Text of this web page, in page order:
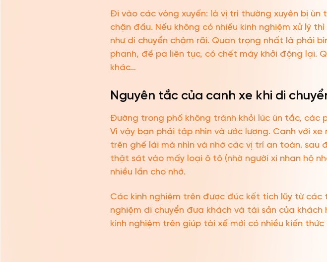
Đi vào các vòng xuyến: là vị trí thường xuyên bị
chặn đầu. Nếu không có nhiều kinh nghiệm xử lý
như di chuyển chậm rãi. Quan trọng nhất là phải
phanh, đề pa liên tục, có chết máy khởi động lại.
khác…
Nguyên tắc của canh xe khi di
Đường trong phố không tránh khỏi lúc ùn tắc,
Vì vậy bạn phải tập nhìn và ước lượng. Canh với
trên ghế lái mà nhìn và nhớ các vị trí an toàn.
thật sát vào mấy loại ô tô (nhờ người xi nhan hộ
nhiều lần cho nhớ.
Các kinh nghiệm trên được đúc kết tích lũy từ các
nghiệm di chuyển đưa khách và tài sản của
kinh nghiệm trên giúp tài xế mới có nhiều kiến